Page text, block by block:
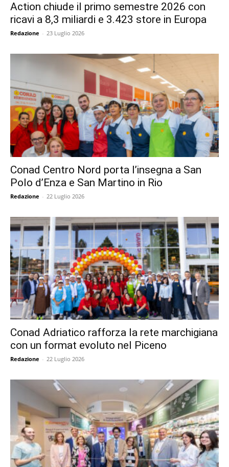
Action chiude il primo semestre 2026 con
ricavi a 8,3 miliardi e 3.423 store in Europa
Redazione - 23 Luglio 2026
Conad Centro Nord porta l’insegna a San
Polo d’Enza e San Martino in Rio
Redazione - 22 Luglio 2026
Conad Adriatico rafforza la rete marchigiana
con un format evoluto nel Piceno
Redazione - 22 Luglio 2026